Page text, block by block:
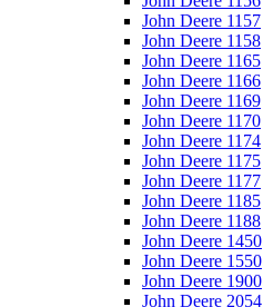
John Deere 1157
John Deere 1158
John Deere 1165
John Deere 1166
John Deere 1169
John Deere 1170
John Deere 1174
John Deere 1175
John Deere 1177
John Deere 1185
John Deere 1188
John Deere 1450
John Deere 1550
John Deere 1900
John Deere 2054